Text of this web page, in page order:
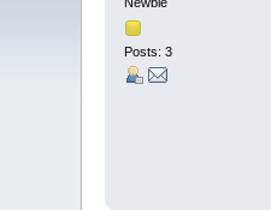
Posts: 3